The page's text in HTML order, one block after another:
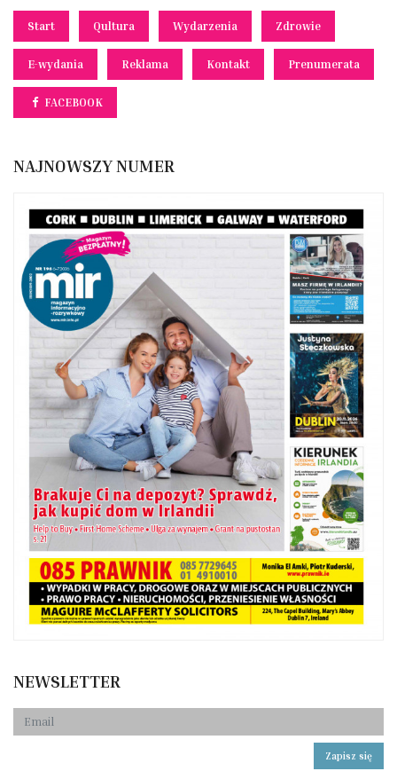
Start Qultura Wydarzenia Zdrowie
E-wydania Reklama Kontakt Prenumerata
FACEBOOK
NAJNOWSZY NUMER
NEWSLETTER
Zapisz się